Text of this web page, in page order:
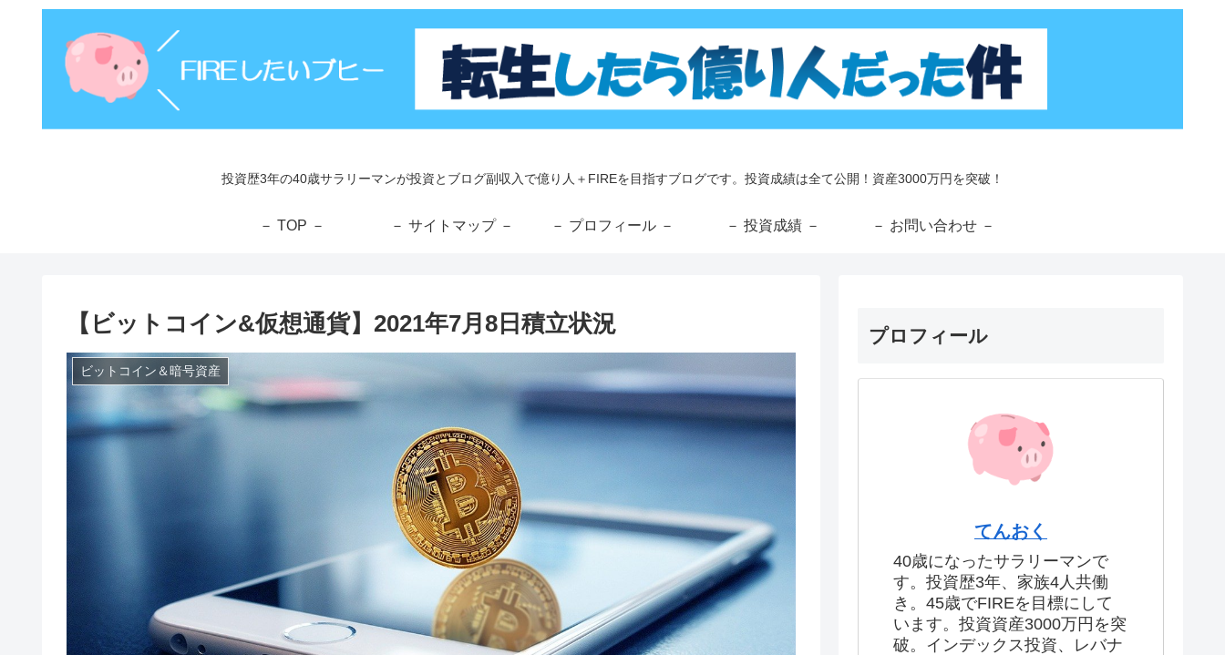
投資歴3年の40歳サラリーマンが投資とブログ副収入で億り人＋FIREを目指すブログです。投資成績は全て公開！資産3000万円を突破！
－ TOP － － サイトマップ － － プロフィール － － 投資成績 － － お問い合わせ －
【ビットコイン&仮想通貨】2021年7月8日積立状況
ビットコイン＆暗号資産
プロフィール
てんおく
40歳になったサラリーマンで
す。投資歴3年、家族4人共働
き。45歳でFIREを目標にして
います。投資資産3000万円を突
破。インデックス投資、レバナ